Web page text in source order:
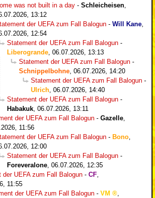
was not built in a day - Schleicheisen
13:12
der UEFA zum Fall Balogun - Will Kane
12:54
Statement der UEFA zum Fall Balogun -
Liberogrande 06.07.2026, 13:13
Statement der UEFA zum Fall Balogun -
Schnippelbohne 06.07.2026, 14:20
Statement der UEFA zum Fall Balogun -
Ulrich 06.07.2026, 14:40
Statement der UEFA zum Fall Balogun -
Habakuk 06.07.2026, 13:11
der UEFA zum Fall Balogun - Gazelle
11:56
der UEFA zum Fall Balogun - Bono
12:00
Statement der UEFA zum Fall Balogun -
Foreveralone 06.07.2026, 12:35
der UEFA zum Fall Balogun - CF
11:55
der UEFA zum Fall Balogun - VM